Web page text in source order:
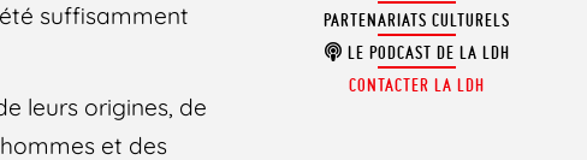
suffisamment
leurs origines, de
et des
PARTENARIATS CULTURELS
LE PODCAST DE LA LDH
CONTACTER LA LDH